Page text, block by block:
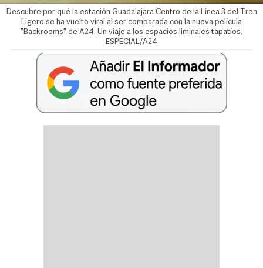
Descubre por qué la estación Guadalajara Centro de la Línea 3 del Tren
Ligero se ha vuelto viral al ser comparada con la nueva película
"Backrooms" de A24. Un viaje a los espacios liminales tapatíos.
ESPECIAL/A24